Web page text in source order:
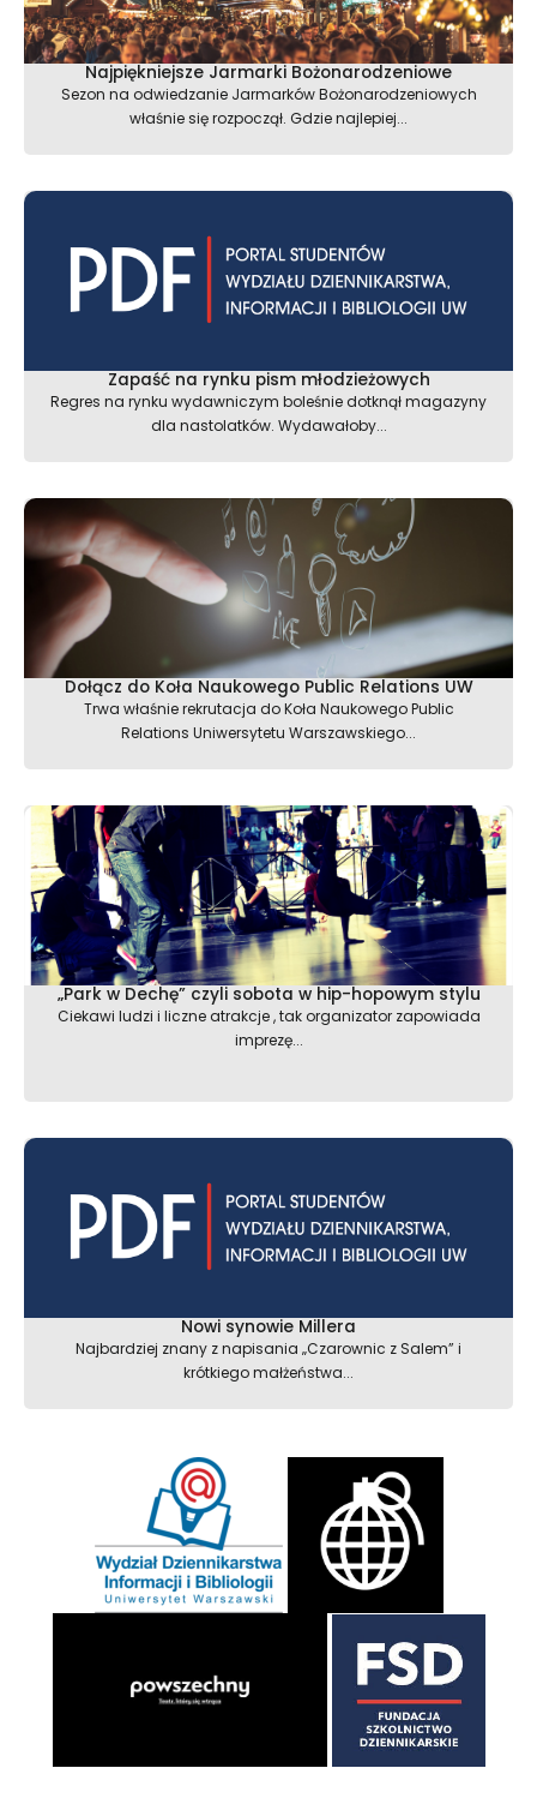
Najpiękniejsze Jarmarki Bożonarodzeniowe
Sezon na odwiedzanie Jarmarków Bożonarodzeniowych
właśnie się rozpoczął. Gdzie najlepiej...
Zapaść na rynku pism młodzieżowych
Regres na rynku wydawniczym boleśnie dotknął magazyny
dla nastolatków. Wydawałoby...
Dołącz do Koła Naukowego Public Relations UW
Trwa właśnie rekrutacja do Koła Naukowego Public
Relations Uniwersytetu Warszawskiego...
„Park w Dechę” czyli sobota w hip-hopowym stylu
Ciekawi ludzi i liczne atrakcje , tak organizator zapowiada
imprezę...
Nowi synowie Millera
Najbardziej znany z napisania „Czarownic z Salem” i
krótkiego małżeństwa...